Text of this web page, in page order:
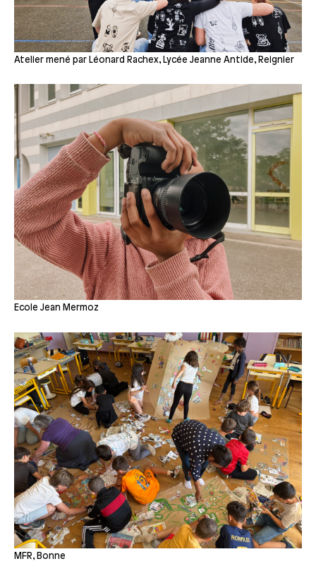
Atelier mené par Léonard Rachex, Lycée Jeanne Antide, Reignier
Ecole Jean Mermoz
MFR, Bonne